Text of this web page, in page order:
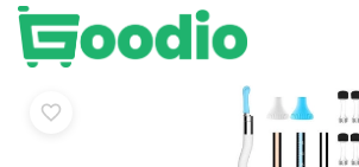
2 039 Kč